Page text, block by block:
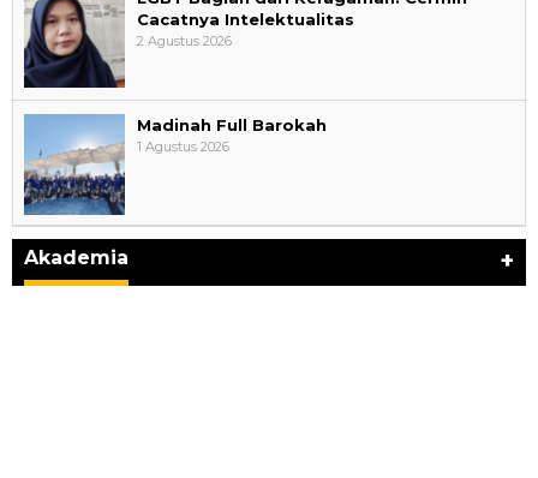
Cacatnya Intelektualitas
2 Agustus 2026
Madinah Full Barokah
1 Agustus 2026
Akademia +
Perayaan Belajar & Festival Gaya Hidup Sehat
2026: Merayakan Perubahan, Meng…
Di Akademia, Ragam